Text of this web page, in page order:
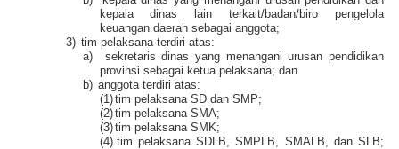
kepala dinas lain terkait/badan/biro pengelola
keuangan daerah sebagai anggota;
3) tim pelaksana terdiri atas:
a)
sekretaris dinas yang menangani urusan pendidikan
provinsi sebagai ketua pelaksana; dan
b) anggota terdiri atas:
(1)tim pelaksana SD dan SMP;
(2)tim pelaksana SMA;
(3)tim pelaksana SMK;
(4) tim pelaksana SDLB, SMPLB, SMALB, dan SLB;